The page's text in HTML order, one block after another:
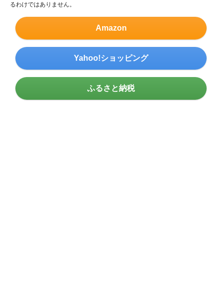
るわけではありません。
Amazon
Yahoo!ショッピング
ふるさと納税